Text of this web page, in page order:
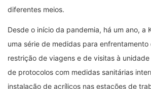
diferentes meios.
Desde o início da pandemia, há um ano, a
uma série de medidas para enfrentamento
restrição de viagens e de visitas à
de protocolos com medidas sanitárias
instalação de acrílicos nas estações de